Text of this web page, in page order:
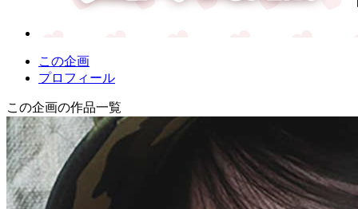
この企画
プロフィール
この企画の作品一覧